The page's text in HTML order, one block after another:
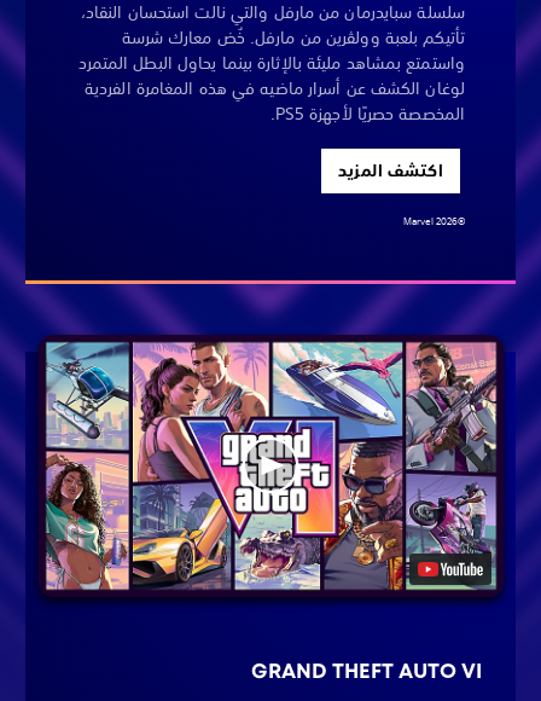
سلسلة سبايدرمان من مارفل والتي نالت استحسان النقاد،
تأتيكم بلعبة وولڤرين من مارفل. خُض معارك شرسة
واستمتع بمشاهد مليئة بالإثارة بينما يحاول البطل المتمرد
لوغان الكشف عن أسرار ماضيه في هذه المغامرة الفردية
المخصصة حصريًا لأجهزة PS5.
اكتشف المزيد
©Marvel 2026
GRAND THEFT AUTO VI